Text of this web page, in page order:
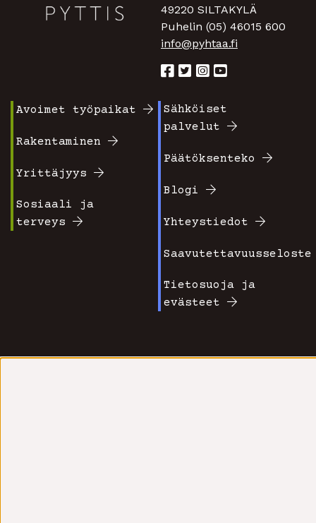
49220 SILTAKYLÄ
Puhelin (05) 46015 600
info@pyhtaa.fi
valikko
1
Avoimet työpaikat
Rakentaminen
Yrittäjyys
Sosiaali ja
terveys
Footer
2
Sähköiset
palvelut
Päätöksenteko
Blogi
Yhteystiedot
Saavutettavuusseloste
Tietosuoja ja
evästeet